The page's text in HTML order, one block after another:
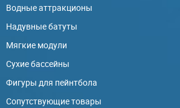
Водные аттракционы
Надувные батуты
Мягкие модули
Сухие бассейны
Фигуры для пейнтбола
Сопутствующие товары